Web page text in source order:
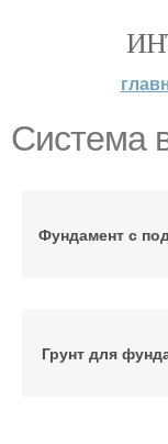
Система
Фундамент с
Грунт для